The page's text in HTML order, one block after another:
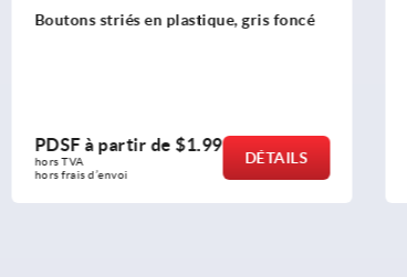
Boutons striés en plastique, gris foncé
PDSF à partir de $1.99
hors TVA
hors frais d’envoi
DÉTAILS